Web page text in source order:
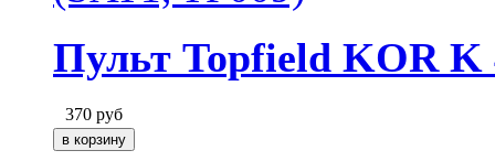
Пульт Topfield KOR K
370 руб